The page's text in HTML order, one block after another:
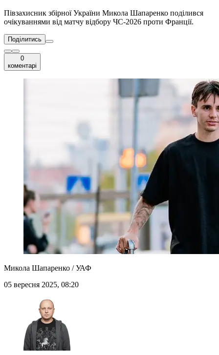
Півзахисник збірної України Микола Шапаренко поділився
очікуваннями від матчу відбору ЧС-2026 проти Франції.
Поділитись
0
коментарі
Микола Шапаренко / УАФ
05 вересня 2025, 08:20